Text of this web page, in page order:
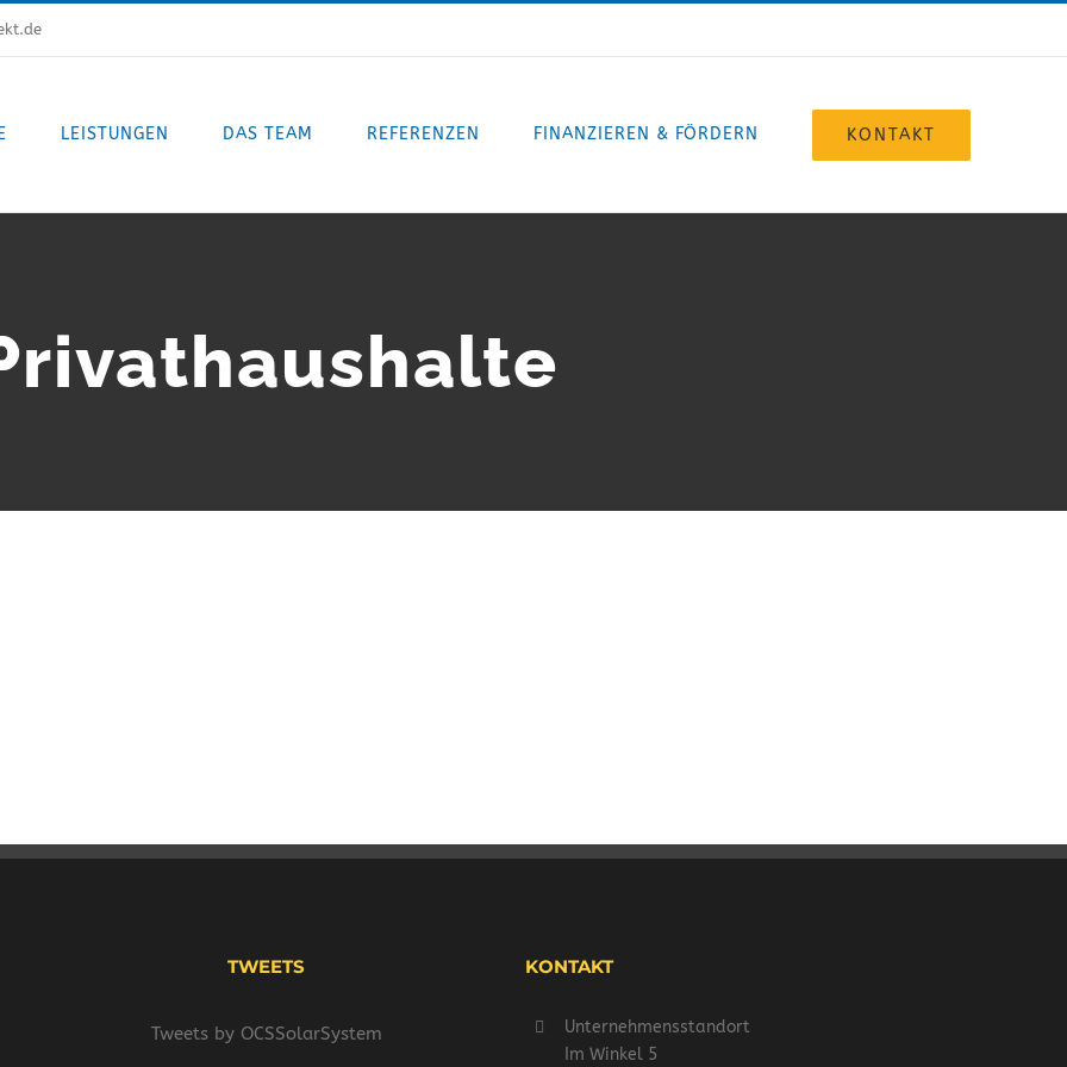
LEISTUNGEN DAS TEAM REFERENZEN FINANZIEREN & FÖRDERN KONTAKT
TWEETS
Tweets by OCSSolarSystem
KONTAKT
Unternehmensstandort
Im Winkel 5